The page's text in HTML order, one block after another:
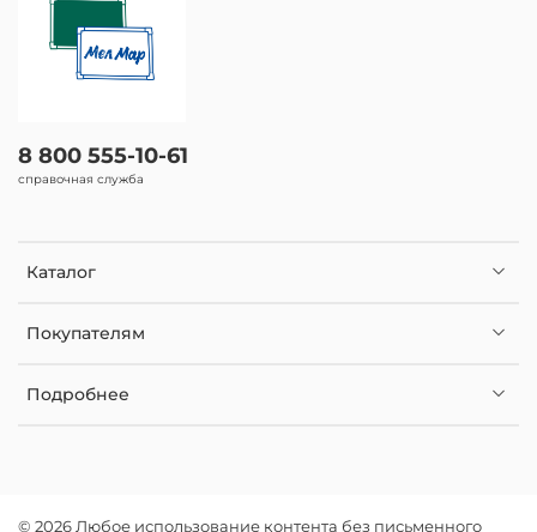
Каталог
Покупателям
Подробнее
8 800 555-10-61
справочная служба
© 2026 Любое использование контента без письменного